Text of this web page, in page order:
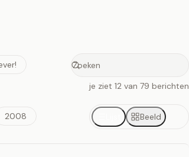
Zoeken op deze site
Zoeken
2008
je ziet 12 van 79 berichten
Beeld